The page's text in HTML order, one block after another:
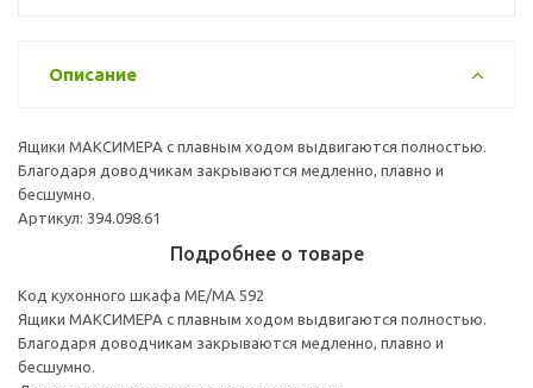
Описание
Ящики МАКСИМЕРА с плавным ходом выдвигаются полностью.
Благодаря доводчикам закрываются медленно, плавно и
бесшумно.
Артикул: 394.098.61
Подробнее о товаре
Код кухонного шкафа ME/MA 592
Ящики МАКСИМЕРА с плавным ходом выдвигаются полностью.
Благодаря доводчикам закрываются медленно, плавно и
бесшумно.